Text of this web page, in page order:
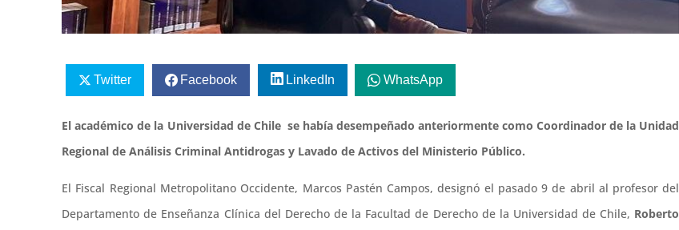
Twitter Facebook LinkedIn WhatsApp
El académico de la Universidad de Chile se había desempeñado anteriormente como Coordinador de la Unidad
Regional de Análisis Criminal Antidrogas y Lavado de Activos del Ministerio Público.
El Fiscal Regional Metropolitano Occidente, Marcos Pastén Campos, designó el pasado 9 de abril al profesor del
Departamento de Enseñanza Clínica del Derecho de la Facultad de Derecho de la Universidad de Chile, Roberto